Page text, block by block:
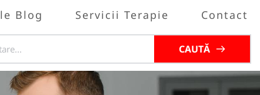
Blog Servicii Terapie Contact
CAUTĂ